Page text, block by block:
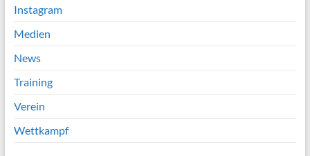
Instagram
Medien
News
Training
Verein
Wettkampf